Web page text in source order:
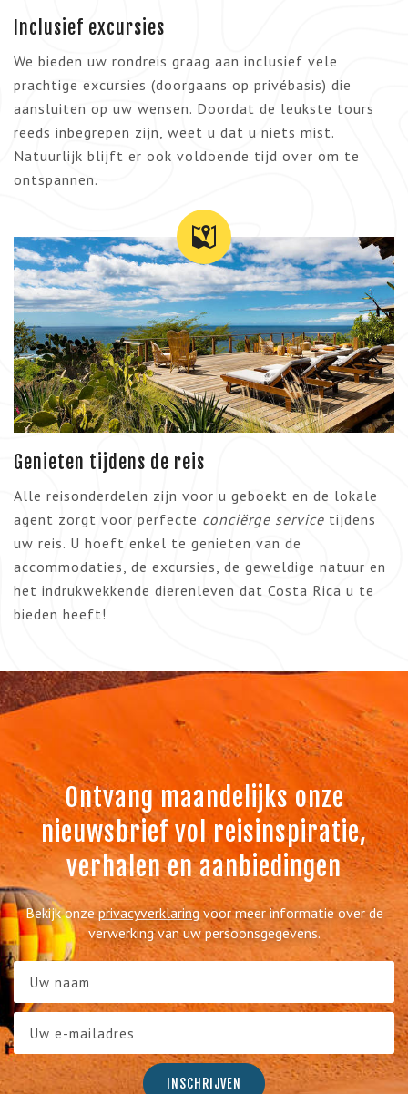
Inclusief excursies
We bieden uw rondreis graag aan inclusief vele
prachtige excursies (doorgaans op privébasis) die
aansluiten op uw wensen. Doordat de leukste tours
reeds inbegrepen zijn, weet u dat u niets mist.
Natuurlijk blijft er ook voldoende tijd over om te
ontspannen.
Genieten tijdens de reis
Alle reisonderdelen zijn voor u geboekt en de lokale
agent zorgt voor perfecte conciërge service tijdens
uw reis. U hoeft enkel te genieten van de
accommodaties, de excursies, de geweldige natuur en
het indrukwekkende dierenleven dat Costa Rica u te
bieden heeft!
Ontvang maandelijks onze
nieuwsbrief vol reisinspiratie,
verhalen en aanbiedingen
Bekijk onzeprivacyverklaringvoor meer informatie over de
verwerking van uw persoonsgegevens.